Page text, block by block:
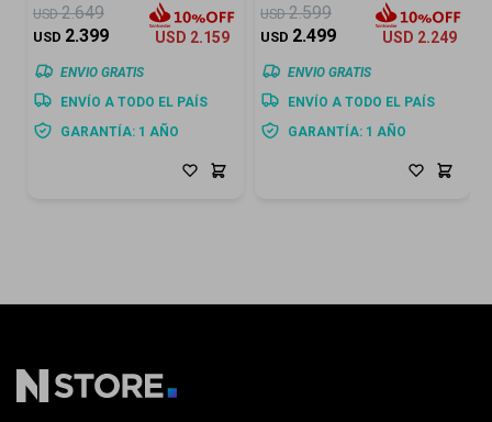
USD 2.649
USD 2.399 USD 2.159
ENVIO GRATIS
GARANTÍA: 1 AÑO
ENVÍO A TODO EL PAÍS
USD 2.599
USD 2.499 USD 2.249
ENVIO GRATIS
GARANTÍA: 1 AÑO
ENVÍO A TODO EL PAÍS